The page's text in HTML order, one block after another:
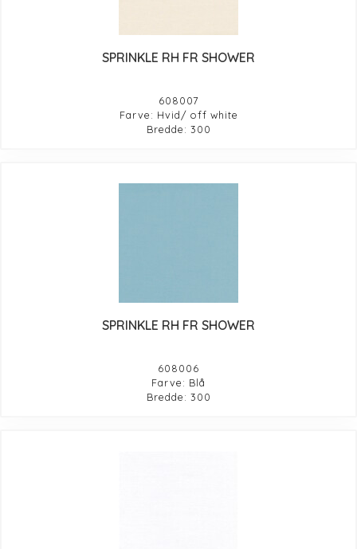
SPRINKLE RH FR SHOWER
608007
Farve: Hvid/ off white
Bredde: 300
SPRINKLE RH FR SHOWER
608006
Farve: Blå
Bredde: 300